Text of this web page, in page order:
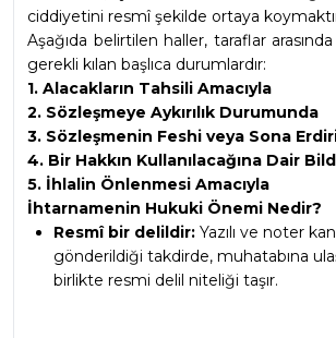
ciddiyetini resmî şekilde ortaya
Aşağıda belirtilen haller, taraflar arasında
gerekli kılan başlıca durumlardır:
1. Alacakların Tahsili Amacıyla
2. Sözleşmeye Aykırılık Durumunda
3. Sözleşmenin Feshi veya Sona
4. Bir Hakkın Kullanılacağına Dair
5. İhlalin Önlenmesi Amacıyla
İhtarnamenin Hukuki Önemi Nedir?
Resmî bir delildir: Yazılı ve noter
gönderildiği takdirde, muhatabına
birlikte resmi delil niteliği taşır.